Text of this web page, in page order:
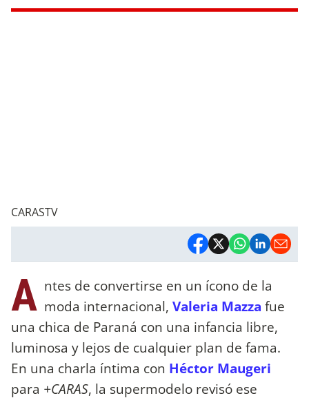
CARASTV
A ntes de convertirse en un ícono de la
moda internacional, Valeria Mazza fue
una chica de Paraná con una infancia libre,
luminosa y lejos de cualquier plan de fama.
En una charla íntima con Héctor Maugeri
para +CARAS, la supermodelo revisó ese